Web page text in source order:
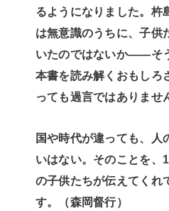
るようになりました。杵
は無意識のうちに、子供
いたのではないか――そ
本書を読み解くおもしろ
っても過言ではありませ
国や時代が違っても、人
いはない。そのことを、
の子供たちが伝えてくれ
す。（森岡督行）